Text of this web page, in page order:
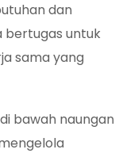
dan
bertugas untuk
sama yang
bawah naungan